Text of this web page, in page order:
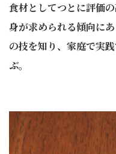
食材としてつとに評価
身が求められる傾向に
の技を知り、家庭で実
ぶ。